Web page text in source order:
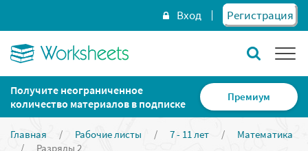
Вход Регистрация
Получите неограниченное
количество материалов в подписке
Премиум
Главная / Рабочие листы / 7 - 11 лет /
Математика
/
Разряды 2